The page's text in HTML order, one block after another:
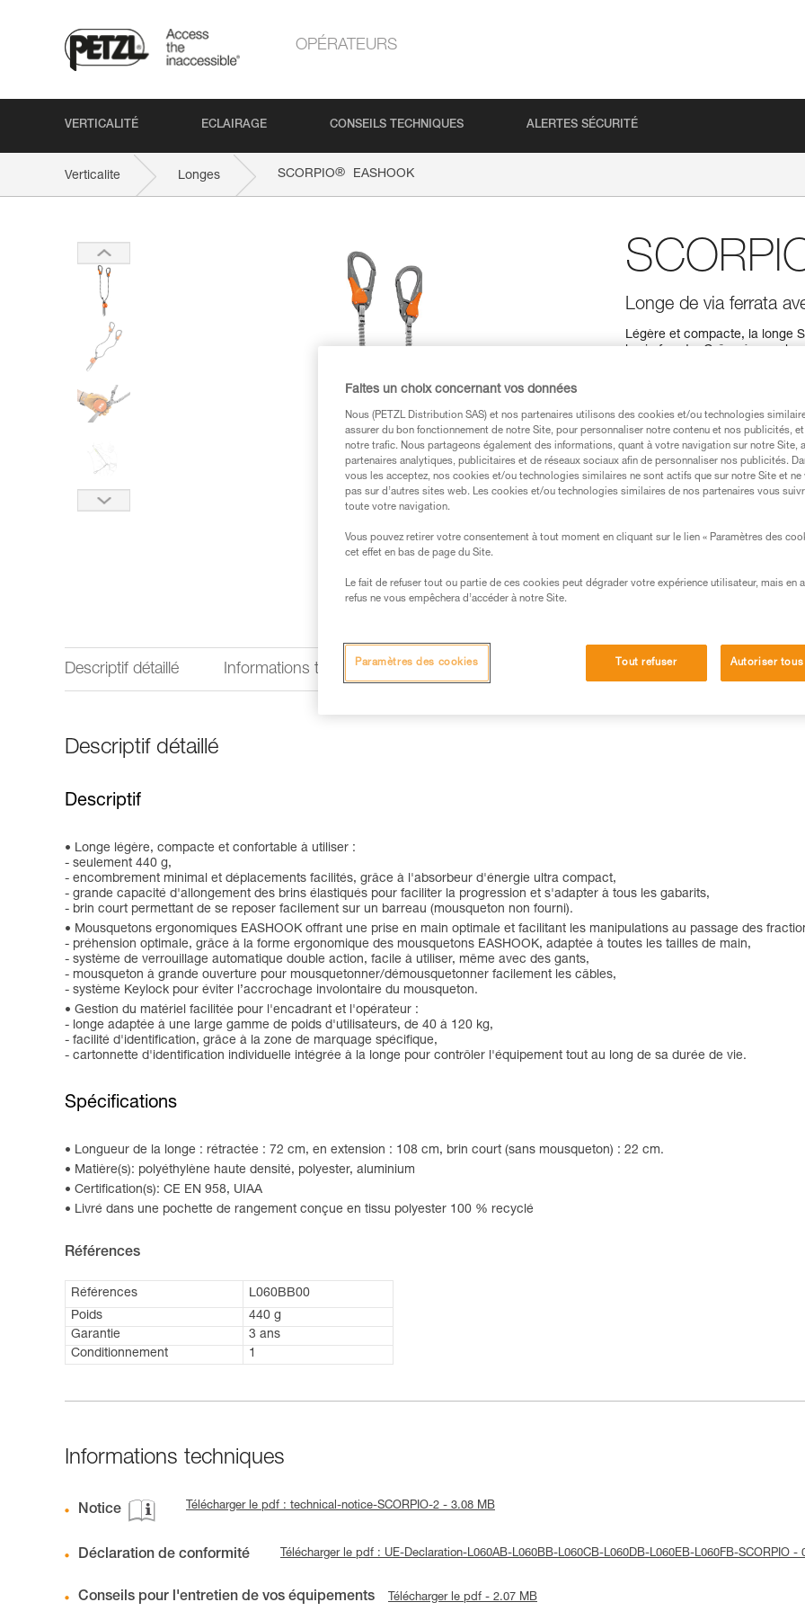
OPÉRATEURS
VERTICALITÉ ECLAIRAGE CONSEILS TECHNIQUES ALERTES SÉCURITÉ
Verticalite Longes SCORPIO® EASHOOK
Longe de via ferrata
Légère et compacte, la longe
la via ferrata. Grâce à son
évoluez sans gêne dans le
mousquetons ergonomiques
faciliter les manipulations au
court permettant d'installer un
sur un barreau au cours de
Trouvez un revendeur
Descriptif détaillé Informations techniques Inspection
Descriptif détaillé
Descriptif
Longe légère, compacte et confortable à utiliser :
- seulement 440 g,
- encombrement minimal et déplacements facilités, grâce à l'absorbeur d'énergie ultra compact,
- grande capacité d'allongement des brins élastiqués pour faciliter la progression et s'adapter à tous les gabarits,
- brin court permettant de se reposer facilement sur un barreau (mousqueton non fourni).
Mousquetons ergonomiques EASHOOK offrant une prise en main optimale et facilitant les manipulations au passage des
- préhension optimale, grâce à la forme ergonomique des mousquetons EASHOOK, adaptée à toutes les tailles de main,
- système de verrouillage automatique double action, facile à utiliser, même avec des gants,
- mousqueton à grande ouverture pour mousquetonner/démousquetonner facilement les câbles,
- système Keylock pour éviter l’accrochage involontaire du mousqueton.
Gestion du matériel facilitée pour l'encadrant et l'opérateur :
- longe adaptée à une large gamme de poids d'utilisateurs, de 40 à 120 kg,
- facilité d'identification, grâce à la zone de marquage spécifique,
- cartonnette d'identification individuelle intégrée à la longe pour contrôler l'équipement tout au long de sa durée de vie.
Spécifications
Longueur de la longe : rétractée : 72 cm, en extension : 108 cm, brin court (sans mousqueton) : 22 cm.
Matière(s): polyéthylène haute densité, polyester, aluminium
Certification(s): CE EN 958, UIAA
Livré dans une pochette de rangement conçue en tissu polyester 100 % recyclé
Références
Références
L060BB00
Poids
440 g
Garantie
3 ans
Conditionnement
1
Informations techniques
Notice Télécharger le pdf : technical-notice-SCORPIO-2 - 3.08 MB
Déclaration de conformité Télécharger le pdf : UE-Declaration-L060AB-L060BB-L060CB-L060DB-L060EB-L060FB-SCORPIO -
Conseils pour l'entretien de vos équipements Télécharger le pdf - 2.07 MB
Faites un choix concernant vos données
Nous (PETZL Distribution SAS) et nos partenaires utilisons des cookies et/ou technologies
assurer du bon fonctionnement de notre Site, pour personnaliser notre contenu et nos publicités,
notre trafic. Nous partageons également des informations, quant à votre navigation sur notre Site,
partenaires analytiques, publicitaires et de réseaux sociaux afin de personnaliser nos publicités.
vous les acceptez, nos cookies et/ou technologies similaires ne sont actifs que sur notre Site et ne
pas sur d’autres sites web. Les cookies et/ou technologies similaires de nos partenaires vous
toute votre navigation.
Vous pouvez retirer votre consentement à tout moment en cliquant sur le lien « Paramètres des
cet effet en bas de page du Site.
Le fait de refuser tout ou partie de ces cookies peut dégrader votre expérience utilisateur, mais en
refus ne vous empêchera d’accéder à notre Site.
Tout refuser Autoriser
Paramètres des cookies